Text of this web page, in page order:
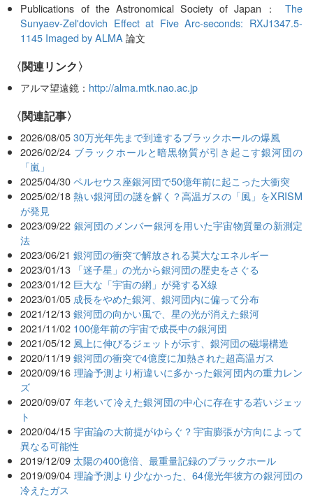
Publications of the Astronomical Society of Japan： The
Sunyaev-Zel'dovich Effect at Five Arc-seconds: RXJ1347.5-
1145 Imaged by ALMA論文
〈関連リンク〉
アルマ望遠鏡： http://alma.mtk.nao.ac.jp
関連記事
2026/08/05 30万光年先まで到達するブラックホールの爆風
2026/02/24 ブラックホールと暗黒物質が引き起こす銀河団の
「嵐」
2025/04/30 ペルセウス座銀河団で50億年前に起こった大衝突
2025/02/18 熱い銀河団の謎を解く？高温ガスの「風」をXRISM
が発見
2023/09/22 銀河団のメンバー銀河を用いた宇宙物質量の新測定
法
2023/06/21 銀河団の衝突で解放される莫大なエネルギー
2023/01/13 「迷子星」の光から銀河団の歴史をさぐる
2023/01/12 巨大な「宇宙の網」が発するX線
2023/01/05 成長をやめた銀河、銀河団内に偏って分布
2021/12/13 銀河団の向かい風で、星の光が消えた銀河
2021/11/02 100億年前の宇宙で成長中の銀河団
2021/05/12 風上に伸びるジェットが示す、銀河団の磁場構造
2020/11/19 銀河団の衝突で4億度に加熱された超高温ガス
2020/09/16 理論予測より桁違いに多かった銀河団内の重力レン
ズ
2020/09/07 年老いて冷えた銀河団の中心に存在する若いジェッ
ト
2020/04/15 宇宙論の大前提がゆらぐ？宇宙膨張が方向によって
異なる可能性
2019/12/09 太陽の400億倍、最重量記録のブラックホール
2019/09/04 理論予測より少なかった、64億光年彼方の銀河団の
冷えたガス